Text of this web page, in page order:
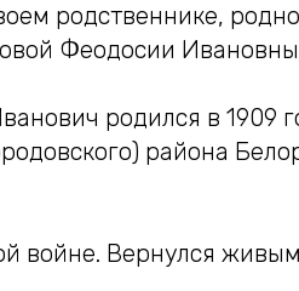
родственнике,
Феодосии
родился в 1909
района
войне. Вернулся